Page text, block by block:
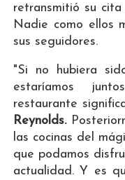
retransmitió su
Nadie como ellos
sus seguidores.
"Si no hubiera
estaríamos
restaurante
Reynolds.
las cocinas del
que podamos
actualidad. Y es